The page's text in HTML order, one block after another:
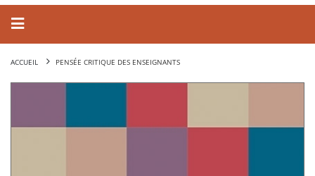
ACCUEIL PENSÉE CRITIQUE DES ENSEIGNANTS